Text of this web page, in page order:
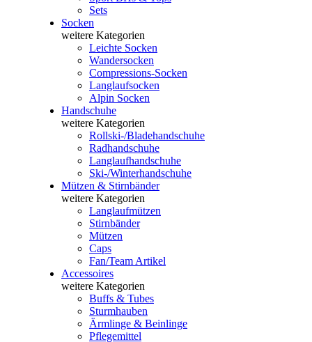
Sets
Socken
weitere Kategorien
Leichte Socken
Wandersocken
Compressions-Socken
Langlaufsocken
Alpin Socken
Handschuhe
weitere Kategorien
Rollski-/Bladehandschuhe
Radhandschuhe
Langlaufhandschuhe
Ski-/Winterhandschuhe
Mützen & Stirnbänder
weitere Kategorien
Langlaufmützen
Stirnbänder
Mützen
Caps
Fan/Team Artikel
Accessoires
weitere Kategorien
Buffs & Tubes
Sturmhauben
Ärmlinge & Beinlinge
Pflegemittel